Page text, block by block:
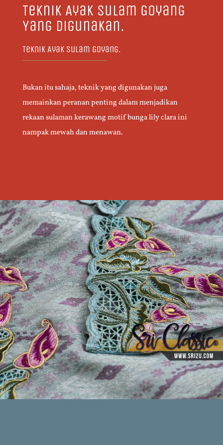
Teknik Ayak Sulam Goyang
Yang Digunakan.
Teknik Ayak Sulam Goyang.
Bukan itu sahaja, teknik yang digunakan juga
memainkan peranan penting dalam menjadikan
rekaan sulaman kerawang motif bunga lily clara ini
nampak mewah dan menawan.